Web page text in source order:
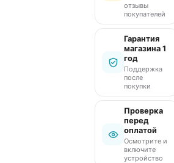
отзывы
покупателей
Гарантия
магазина 1
год
Поддержка
после
покупки
Проверка
перед
оплатой
Осмотрите и
включите
устройство